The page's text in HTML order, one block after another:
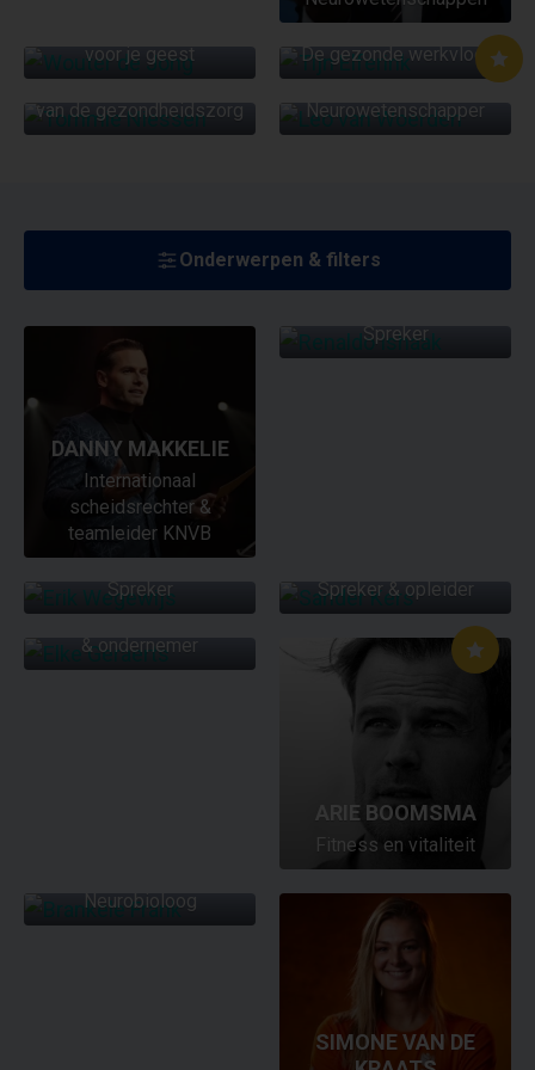
voor je geest
TIJN ELFERINK
De gezonde werkvloer
TOMMIE NIESSEN
De dagelijkse praktijk
van de gezondheidszorg
LEO VAN WOERDEN
Neurowetenschapper
Onderwerpen & filters
DANNY MAKKELIE
Internationaal
scheidsrechter &
teamleider KNVB
Spreker
ERIK WEGEWIJS
Spreker Spreker & opleider
ELKE GERAERTS
Keynote spreker, auteur
& ondernemer
ARIE BOOMSMA
Fitness en vitaliteit
Neurobioloog
SIMONE VAN DE